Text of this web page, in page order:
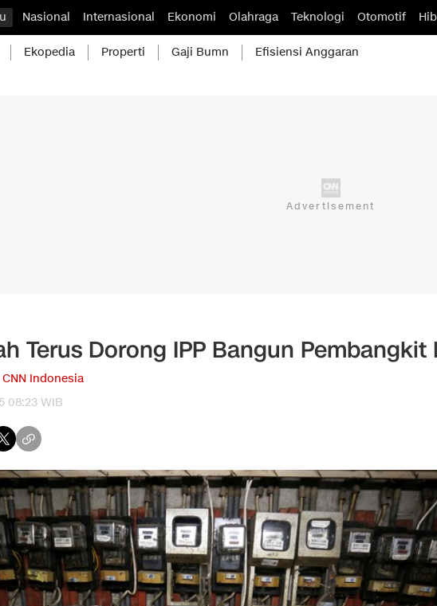
Nasional Internasional Ekonomi Olahraga Teknologi Otomotif
Ekopedia Properti Gaji Bumn Efisiensi Anggaran
Terus Dorong IPP Bangun Pembangkit
CNN Indonesia
08:23 WIB